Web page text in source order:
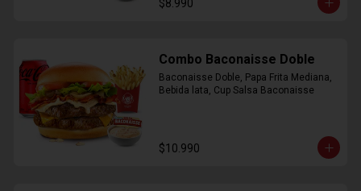
$8.990
Combo Baconaisse Doble
Baconaisse Doble, Papa Frita Mediana,
Bebida lata, Cup Salsa Baconaisse
$10.990